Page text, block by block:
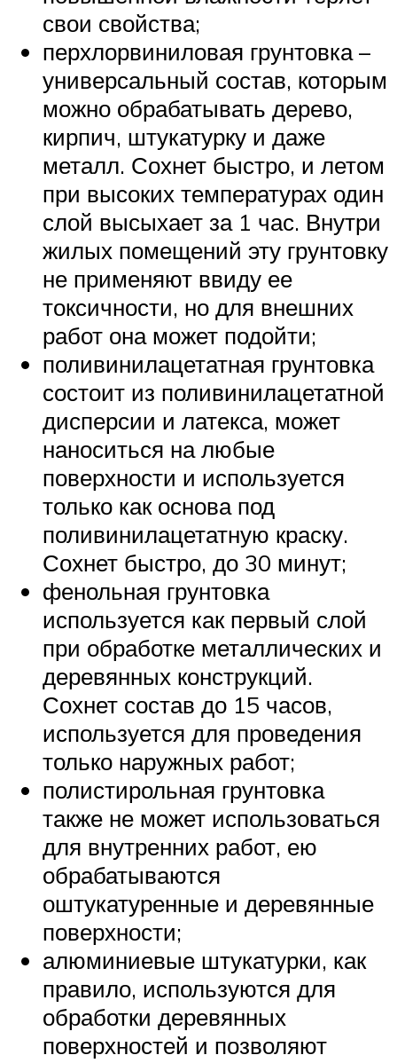
свои свойства;
перхлорвиниловая грунтовка –
универсальный состав, которым
можно обрабатывать дерево,
кирпич, штукатурку и даже
металл. Сохнет быстро, и летом
при высоких температурах один
слой высыхает за 1 час. Внутри
жилых помещений эту грунтовку
не применяют ввиду ее
токсичности, но для внешних
работ она может подойти;
поливинилацетатная грунтовка
состоит из поливинилацетатной
дисперсии и латекса, может
наноситься на любые
поверхности и используется
только как основа под
поливинилацетатную краску.
Сохнет быстро, до 30 минут;
фенольная грунтовка
используется как первый слой
при обработке металлических и
деревянных конструкций.
Сохнет состав до 15 часов,
используется для проведения
только наружных работ;
полистирольная грунтовка
также не может использоваться
для внутренних работ, ею
обрабатываются
оштукатуренные и деревянные
поверхности;
алюминиевые штукатурки, как
правило, используются для
обработки деревянных
поверхностей и позволяют